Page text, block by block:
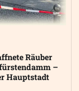
Räuber
–
Hauptstadt